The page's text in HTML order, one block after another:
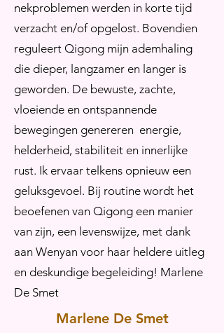
nekproblemen werden in korte tijd
verzacht en/of opgelost. Bovendien
reguleert Qigong mijn ademhaling
die dieper, langzamer en langer is
geworden. De bewuste, zachte,
vloeiende en ontspannende
bewegingen genereren energie,
helderheid, stabiliteit en innerlijke
rust. Ik ervaar telkens opnieuw een
geluksgevoel. Bij routine wordt het
beoefenen van Qigong een manier
van zijn, een levenswijze, met dank
aan Wenyan voor haar heldere uitleg
en deskundige begeleiding! Marlene
De Smet
Marlene De Smet